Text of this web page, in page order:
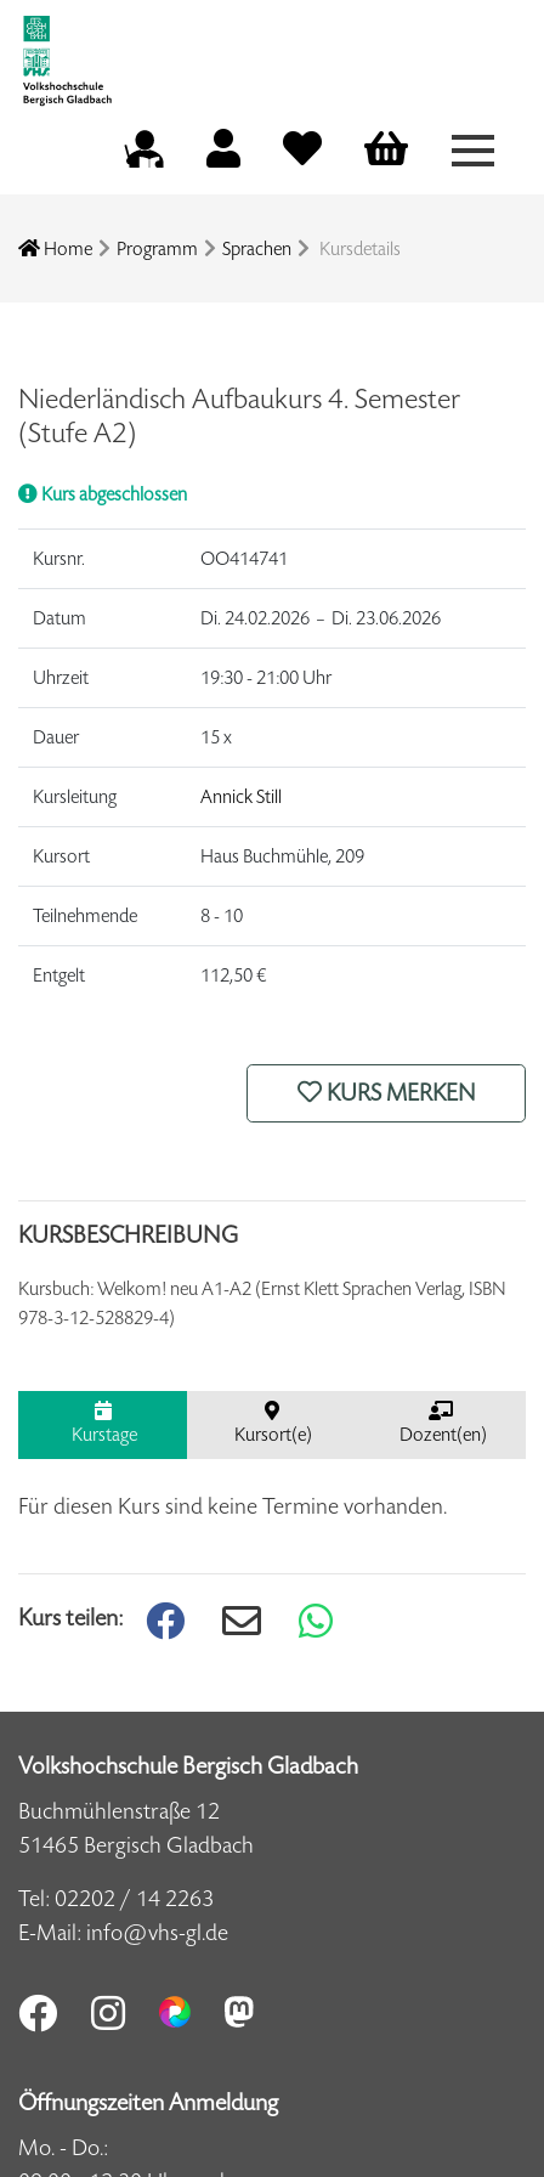
Menü
Home Programm Sprachen Kursdetails
Niederländisch Aufbaukurs 4. Semester
(Stufe A2)
Kurs abgeschlossen
Kursnr. OO414741
Datum Di. 24.02.2026 – Di. 23.06.2026
Uhrzeit 19:30 - 21:00 Uhr
Dauer 15 x
Kursleitung Annick Still
Kursort Haus Buchmühle, 209
Teilnehmende 8 - 10
Entgelt 112,50 €
KURS MERKEN
KURSBESCHREIBUNG
Kursbuch: Welkom! neu A1-A2 (Ernst Klett Sprachen Verlag, ISBN
978-3-12-528829-4)
Kurstage Kursort(e) Dozent(en)
Für diesen Kurs sind keine Termine vorhanden.
Kurs teilen:
Volkshochschule Bergisch Gladbach
Buchmühlenstraße 12
51465 Bergisch Gladbach
Tel: 02202 / 14 2263
E-Mail: info@vhs-gl.de
Öffnungszeiten Anmeldung
Mo. - Do.: